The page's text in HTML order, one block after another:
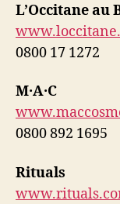
L’Occitane au
0800 17 1272
M·A·C
0800 892 1695
Rituals